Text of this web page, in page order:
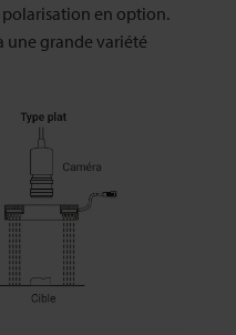
polarisation en option.
une grande variété